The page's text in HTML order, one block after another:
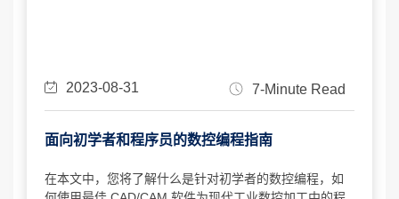
2023-08-31 7-Minute Read
面向初学者和程序员的数控编程指南
在本文中，您将了解什么是针对初学者的数控编程，如